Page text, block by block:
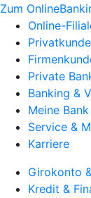
Zum
Online-
Private
Banking &
Meine Bank
Service &
Karriere
Girokonto
Kredit &